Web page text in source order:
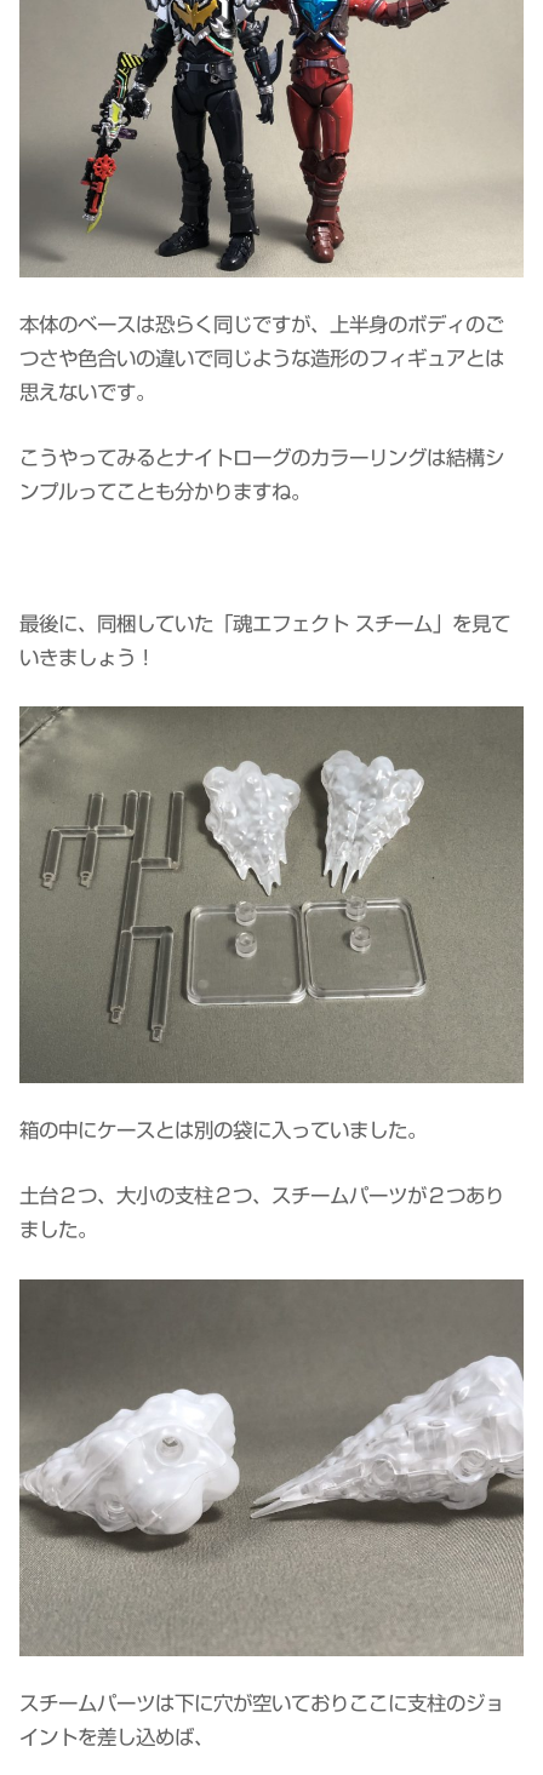
本体のベースは恐らく同じですが、上半身のボディのご
つさや色合いの違いで同じような造形のフィギュアとは
思えないです。
こうやってみるとナイトローグのカラーリングは結構シ
ンプルってことも分かりますね。
最後に、同梱していた「魂エフェクト スチーム」を見て
いきましょう！
箱の中にケースとは別の袋に入っていました。
土台２つ、大小の支柱２つ、スチームパーツが２つあり
ました。
スチームパーツは下に穴が空いておりここに支柱のジョ
イントを差し込めば、